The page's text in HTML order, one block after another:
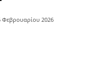
Φεβρουαρίου 2026